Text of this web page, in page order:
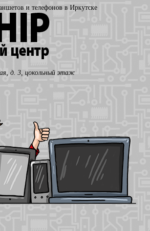
и телефонов в Иркутске
д. 3, цокольный этаж